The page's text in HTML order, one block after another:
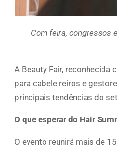
Com feira, congressos
A Beauty Fair, reconhecida
para cabeleireiros e
principais tendências do
O que esperar do Hair
O evento reunirá mais de